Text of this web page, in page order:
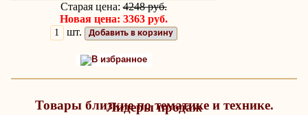
Старая цена:4248 руб.
Новая цена: 3363 руб.
шт.
Добавить в корзину
В избранное
Товары близкие по тематике и технике.
Лидеры продаж